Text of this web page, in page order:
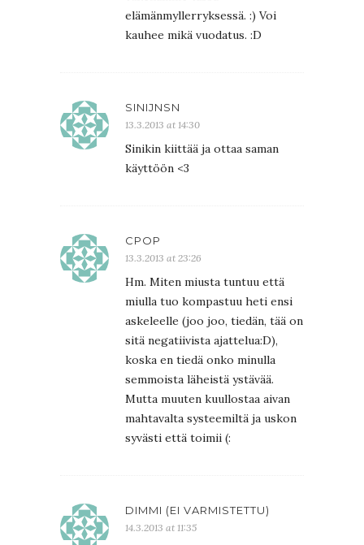
elämänmyllerryksessä. :) Voi
kauhee mikä vuodatus. :D
SINIJNSN
13.3.2013 at 14:30
Sinikin kiittää ja ottaa saman
käyttöön <3
CPOP
13.3.2013 at 23:26
Hm. Miten miusta tuntuu että
miulla tuo kompastuu heti ensi
askeleelle (joo joo, tiedän, tää on
sitä negatiivista ajattelua:D),
koska en tiedä onko minulla
semmoista läheistä ystävää.
Mutta muuten kuullostaa aivan
mahtavalta systeemiltä ja uskon
syvästi että toimii (:
DIMMI (EI VARMISTETTU)
14.3.2013 at 11:35